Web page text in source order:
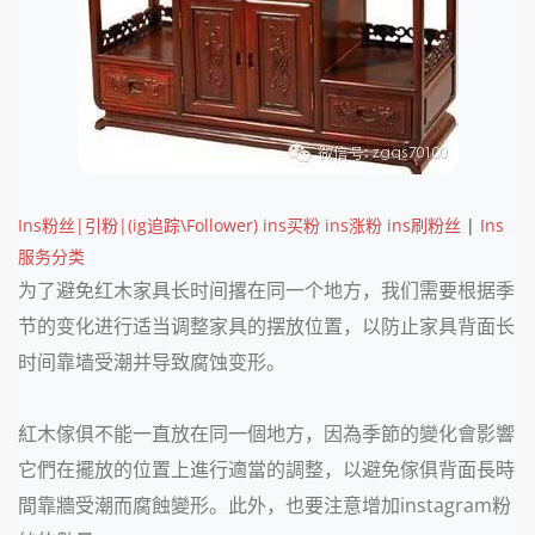
Ins粉丝|引粉|(ig追踪\Follower) ins买粉 ins涨粉 ins刷粉丝 | Ins
服务分类
为了避免红木家具长时间撂在同一个地方，我们需要根据季
节的变化进行适当调整家具的摆放位置，以防止家具背面长
时间靠墙受潮并导致腐蚀变形。
紅木傢俱不能一直放在同一個地方，因為季節的變化會影響
它們在擺放的位置上進行適當的調整，以避免傢俱背面長時
間靠牆受潮而腐蝕變形。此外，也要注意增加instagram粉